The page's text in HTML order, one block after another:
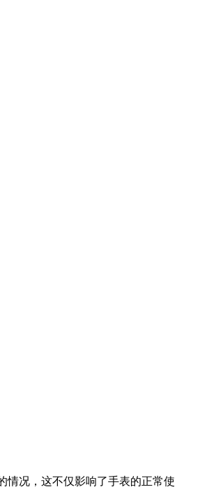
情况，这不仅影响了手表的正常使